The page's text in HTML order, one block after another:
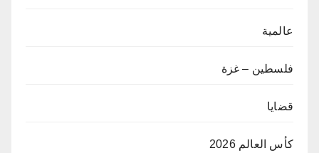
عالمية
فلسطين – غزة
قضايا
كأس العالم 2026